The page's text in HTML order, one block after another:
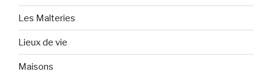
Les Malteries
Lieux de vie
Maisons